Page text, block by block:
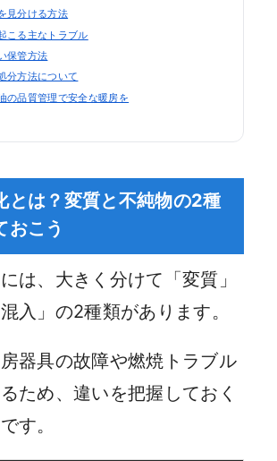
見分ける方法
こる主なトラブル
保管方法
分方法について
の品質管理で安全な暖房を
とは？変質と不純物の2種
おこう
は、大きく分けて「変質」
入」の2種類があります。
器具の故障や燃焼トラブル
ため、違いを把握しておく
す。